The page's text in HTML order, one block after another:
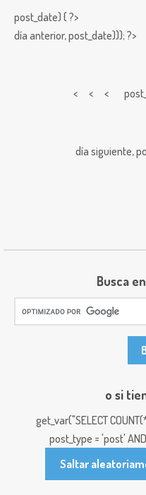
post_date) { ?>
día anterior,post_date))); ?>
< < <
día siguiente,
Busca
o si
get_var("SELECT
post_type = 'post'
Saltar